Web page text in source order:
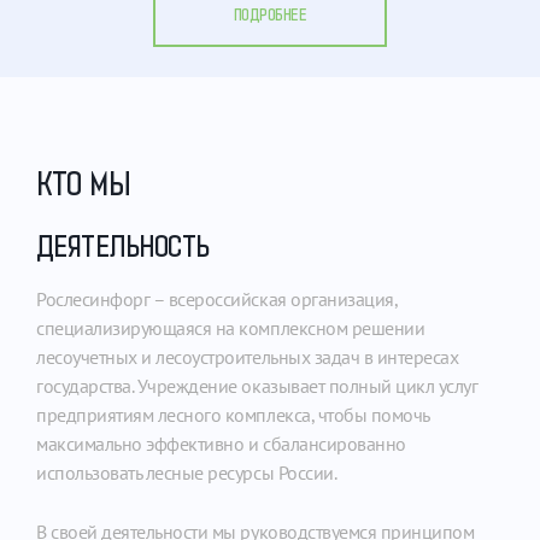
ПОДРОБНЕЕ
КТО МЫ
ДЕЯТЕЛЬНОСТЬ
Рослесинфорг – всероссийская организация,
специализирующаяся на комплексном решении
лесоучетных и лесоустроительных задач в интересах
государства. Учреждение оказывает полный цикл услуг
предприятиям лесного комплекса, чтобы помочь
максимально эффективно и сбалансированно
использовать лесные ресурсы России.
В своей деятельности мы руководствуемся принципом